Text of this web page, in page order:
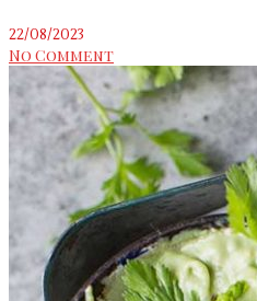
22/08/2023
No Comment